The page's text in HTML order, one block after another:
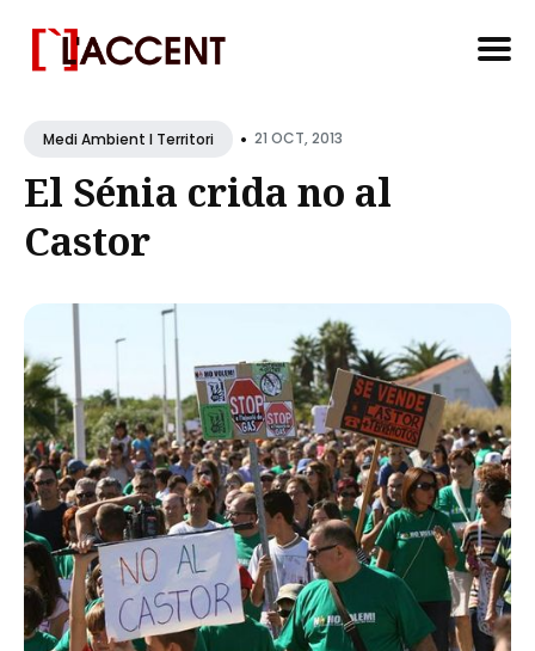
for
Blog
Medi Ambient I Territori • 21 OCT, 2013
El Sénia crida no al
Castor